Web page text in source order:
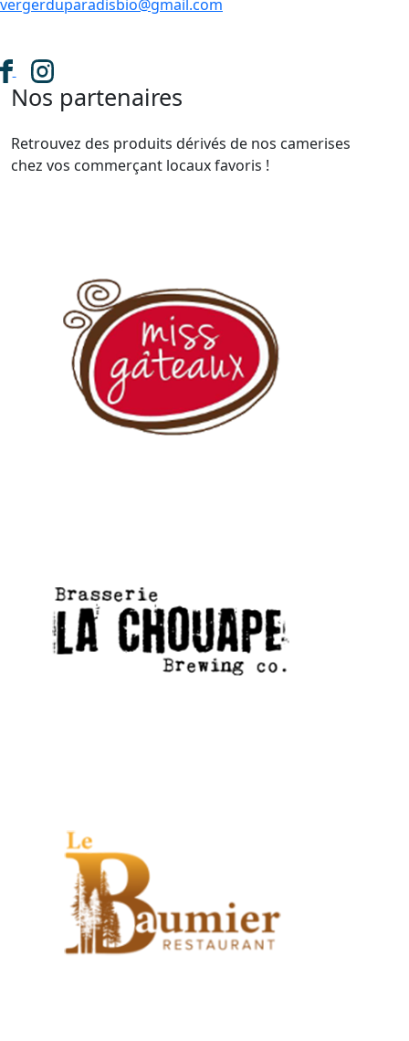
vergerduparadisbio@gmail.com
Nos partenaires
Retrouvez des produits dérivés de nos camerises
chez vos commerçant locaux favoris !